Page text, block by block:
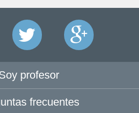
profesor
frecuentes